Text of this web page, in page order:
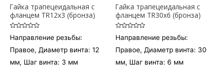
Гайка трапецеидальная c
фланцем TR12x3 (бронза)
Оценка
0
5
Направление резьбы:
Правое, Диаметр винта: 12
мм, Шаг винта: 3 мм
Гайка трапецеидальная c
фланцем TR30x6 (бронза)
Оценка
0
5
Направление резьбы:
Правое, Диаметр винта: 30
мм, Шаг винта: 6 мм